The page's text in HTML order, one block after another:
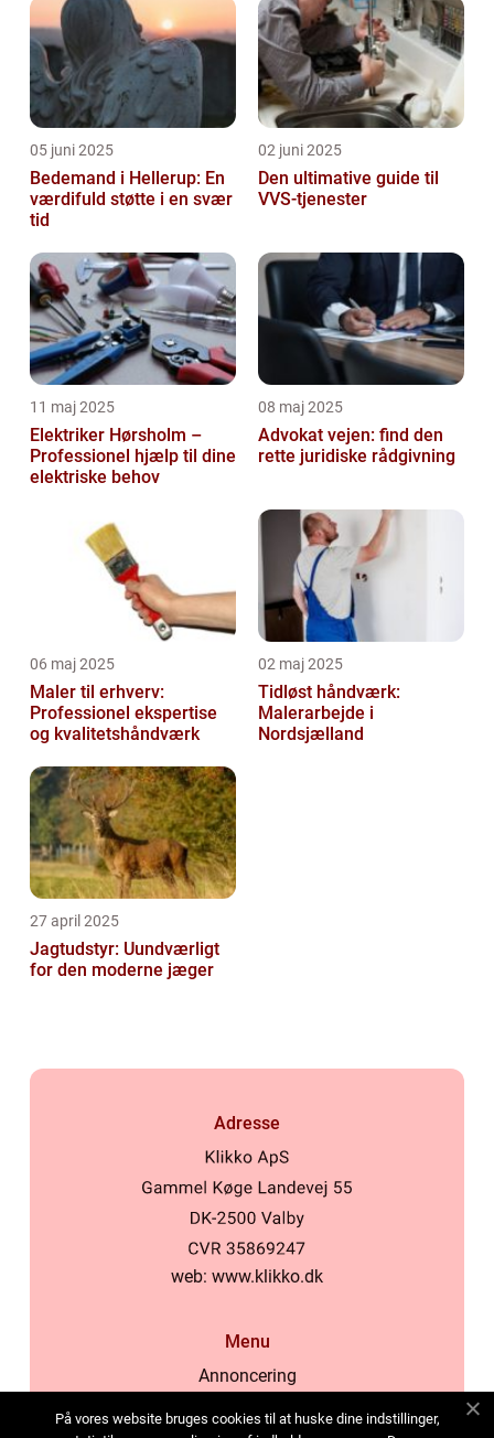
05 juni 2025
Bedemand i Hellerup: En
værdifuld støtte i en svær
tid
02 juni 2025
Den ultimative guide til
VVS-tjenester
11 maj 2025
Elektriker Hørsholm –
Professionel hjælp til dine
elektriske behov
08 maj 2025
Advokat vejen: find den
rette juridiske rådgivning
06 maj 2025
Maler til erhverv:
Professionel ekspertise
og kvalitetshåndværk
02 maj 2025
Tidløst håndværk:
Malerarbejde i
Nordsjælland
27 april 2025
Jagtudstyr: Uundværligt
for den moderne jæger
Adresse
web: www.klikko.dk
Menu
Annoncering
På vores website bruges cookies til at huske dine indstillinger,